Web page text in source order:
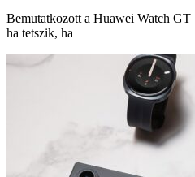
Bemutatkozott a Huawei Watch GT
ha tetszik, ha